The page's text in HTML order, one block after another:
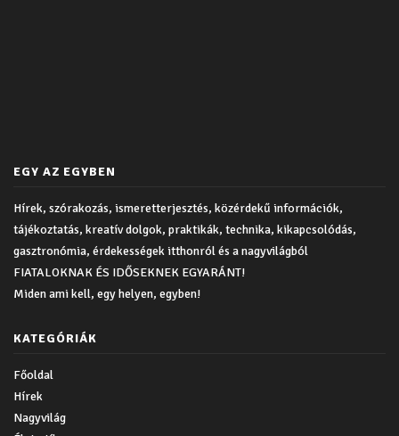
EGY AZ EGYBEN
Hírek, szórakozás, ismeretterjesztés, közérdekű információk,
tájékoztatás, kreatív dolgok, praktikák, technika, kikapcsolódás,
gasztronómia, érdekességek itthonról és a nagyvilágból
FIATALOKNAK ÉS IDŐSEKNEK EGYARÁNT!
Miden ami kell, egy helyen, egyben!
KATEGÓRIÁK
Főoldal
Hírek
Nagyvilág